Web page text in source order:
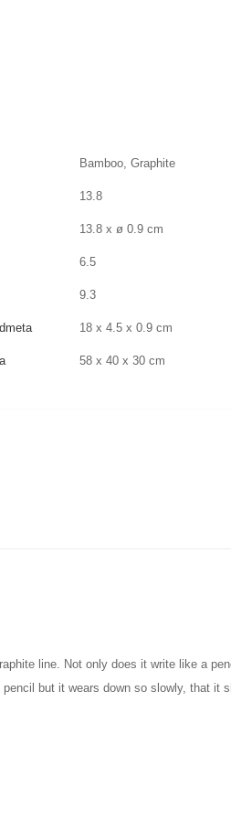
Bamboo, Graphite
13.8
13.8 x ø 0.9 cm
6.5
9.3
18 x 4.5 x 0.9 cm
58 x 40 x 30 cm
line. Not only does it write like a
but it wears down so slowly, that it